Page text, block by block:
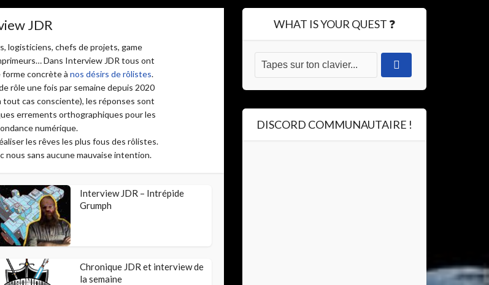
JDR
logisticiens, chefs de projets, game
Dans Interview JDR tous ont
concrète à nos désirs de rôlistes.
rôle une fois par semaine depuis 2020
tout cas consciente), les réponses sont
errements orthographiques pour les
numérique.
les rêves les plus fous des rôlistes.
nous sans aucune mauvaise intention.
Interview JDR – Intrépide
Grumph
Chronique JDR et interview de
la semaine
WHAT IS YOUR QUEST ❓
DISCORD COMMUNAUTAIRE !